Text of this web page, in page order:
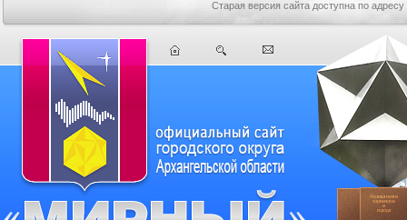
Старая версия сайта доступна по адресу